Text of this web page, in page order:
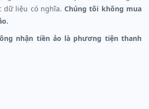
dữ liệu có nghĩa.Chúng tôi không mua
nhận tiền ảo là phương tiện thanh